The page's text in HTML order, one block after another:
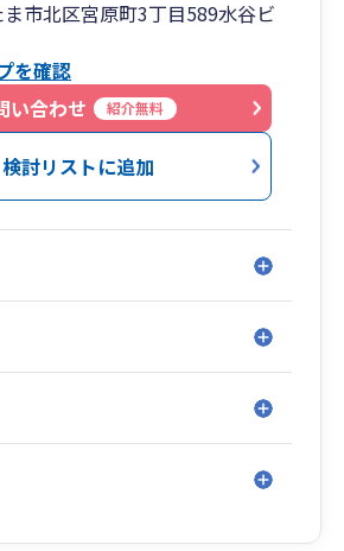
もお気軽にご相談ください。
市北区宮原町3丁目589水谷ビ
を確認
い合わせ
紹介無料
検討リストに追加